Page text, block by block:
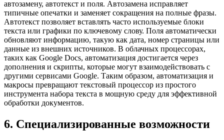
автозамену, автотекст и поля. Автозамена исправляет
типичные опечатки и заменяет сокращения на полные фразы.
Автотекст позволяет вставлять часто используемые блоки
текста или графики по ключевому слову. Поля автоматически
обновляют информацию, такую как дата, номер страницы или
данные из внешних источников. В облачных процессорах,
таких как Google Docs, автоматизация достигается через
дополнения и скрипты, которые могут взаимодействовать с
другими сервисами Google. Таким образом, автоматизация и
макросы превращают текстовый процессор из простого
инструмента набора текста в мощную среду для эффективной
обработки документов.
6. Специализированные возможности